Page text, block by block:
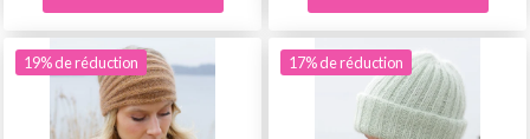
19% de réduction 17% de réduction